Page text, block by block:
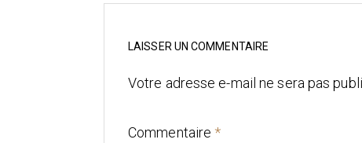
LAISSER UN COMMENTAIRE
Votre adresse e-mail ne sera pas
Commentaire *